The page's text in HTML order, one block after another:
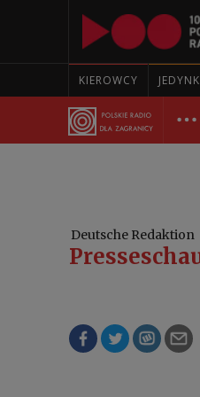
KIEROWCY
Deutsche Redaktion